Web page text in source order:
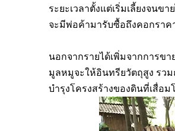
ระยะเวลาตั้งแต่เริ่มเลี้ยงจนข
จะมีพ่อค้ามารับซื้อถึงคอกราค
นอกจากรายได้เพิ่มจากการข
มูลหมูจะให้อินทรียวัตถุสูง รว
บำรุงโครงสร้างของดินที่เสื่อ